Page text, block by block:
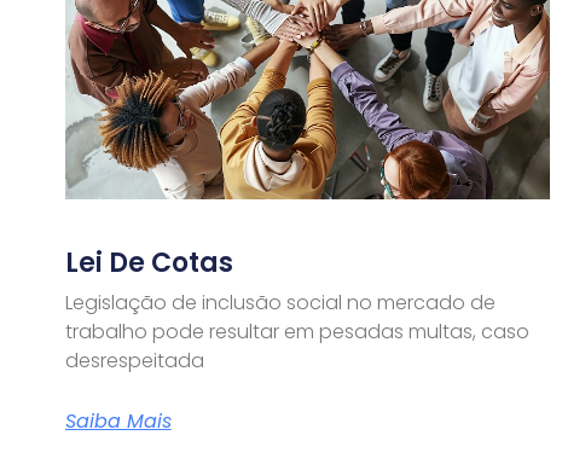
Lei De Cotas
Legislação de inclusão social no mercado de
trabalho pode resultar em pesadas multas, caso
desrespeitada
Saiba Mais